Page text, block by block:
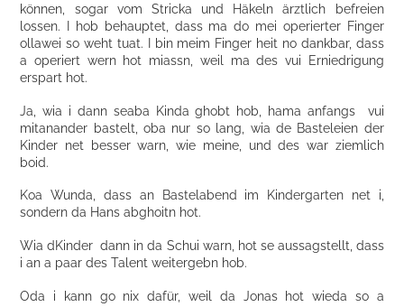
können, sogar vom Stricka und Häkeln ärztlich befreien
lossen. I hob behauptet, dass ma do mei operierter Finger
ollawei so weht tuat. I bin meim Finger heit no dankbar, dass
a operiert wern hot miassn, weil ma des vui Erniedrigung
erspart hot.
Ja, wia i dann seaba Kinda ghobt hob, hama anfangs vui
mitanander bastelt, oba nur so lang, wia de Basteleien der
Kinder net besser warn, wie meine, und des war ziemlich
boid.
Koa Wunda, dass an Bastelabend im Kindergarten net i,
sondern da Hans abghoitn hot.
Wia dKinder dann in da Schui warn, hot se aussagstellt, dass
i an a paar des Talent weitergebn hob.
Oda i kann go nix dafür, weil da Jonas hot wieda so a